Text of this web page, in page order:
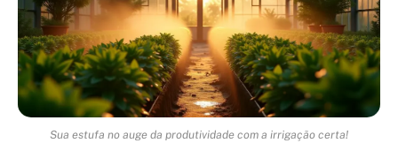
Sua estufa no auge da produtividade com a irrigação certa!